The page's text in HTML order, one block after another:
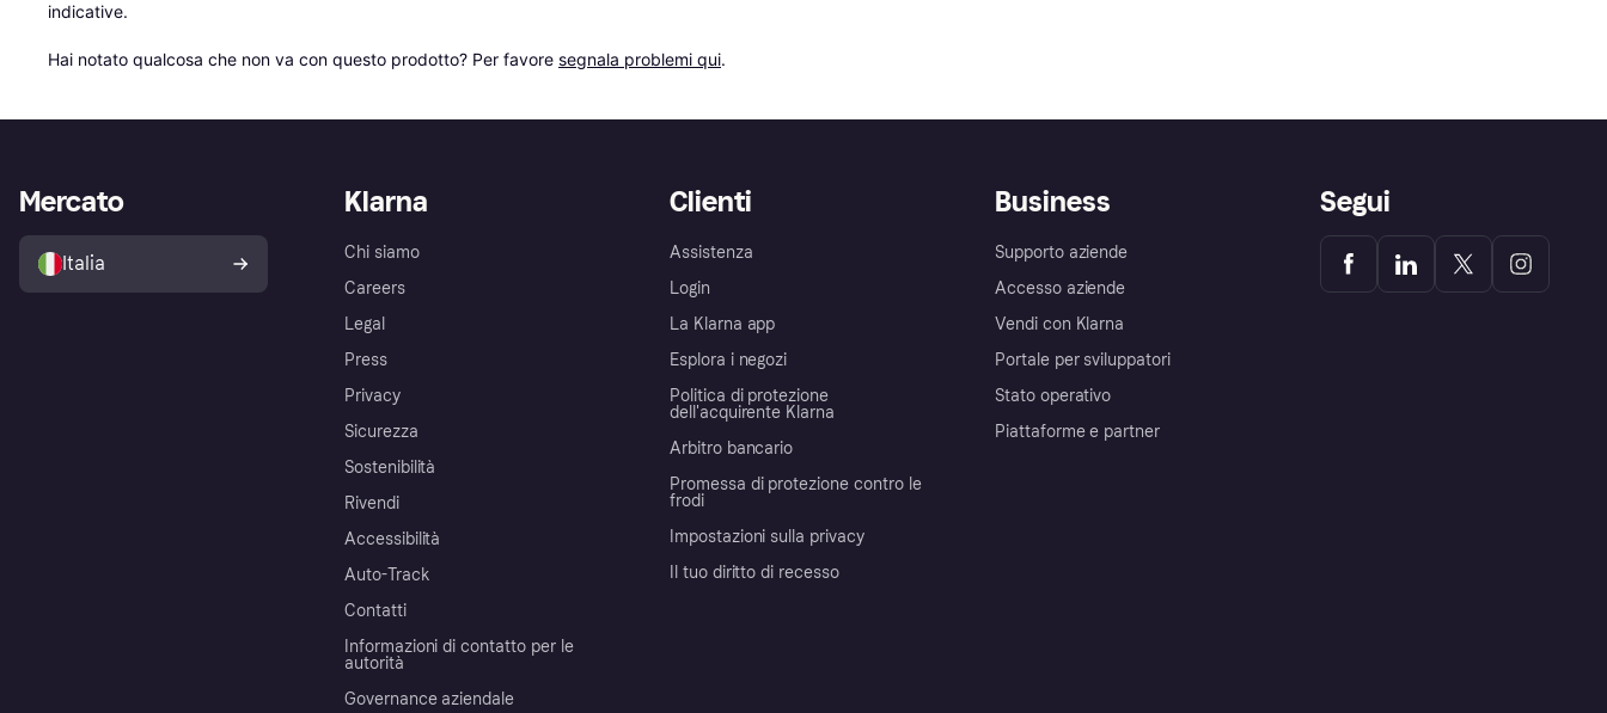
indicative.
Hai notato qualcosa che non va con questo prodotto? Per favore segnala problemi qui.
Klarna
Chi siamo
Careers
Legal
Press
Privacy
Sicurezza
Sostenibilità
Rivendi
Accessibilità
Auto-Track
Contatti
Informazioni di contatto per le
autorità
Governance aziendale
Clienti
Assistenza
Login
La Klarna app
Esplora i negozi
Politica di protezione
dell'acquirente Klarna
Arbitro bancario
Promessa di protezione contro le
frodi
Impostazioni sulla privacy
Il tuo diritto di recesso
Business
Supporto aziende
Accesso aziende
Vendi con Klarna
Portale per sviluppatori
Stato operativo
Piattaforme e partner
Mercato
Italia
Segui